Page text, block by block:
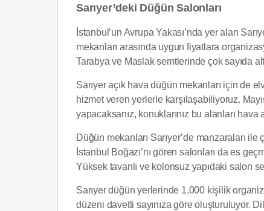
Sarıyer’deki Düğün Salonları
İstanbul’un Avrupa Yakası’nda yer alan
mekanları arasında uygun fiyatlara
Tarabya ve Maslak semtlerinde çok sayıda
Sarıyer açık hava düğün mekanları için de
hizmet veren yerlerle karşılaşabiliyoruz.
yapacaksanız, konuklarınız bu alanları
Düğün mekanları Sarıyer’de manzaraları
İstanbul Boğazı’nı gören salonları da es
Yüksek tavanlı ve kolonsuz yapıdaki salon
Sarıyer düğün yerlerinde 1.000 kişilik
düzeni davetli sayınıza göre oluşturuluyor.